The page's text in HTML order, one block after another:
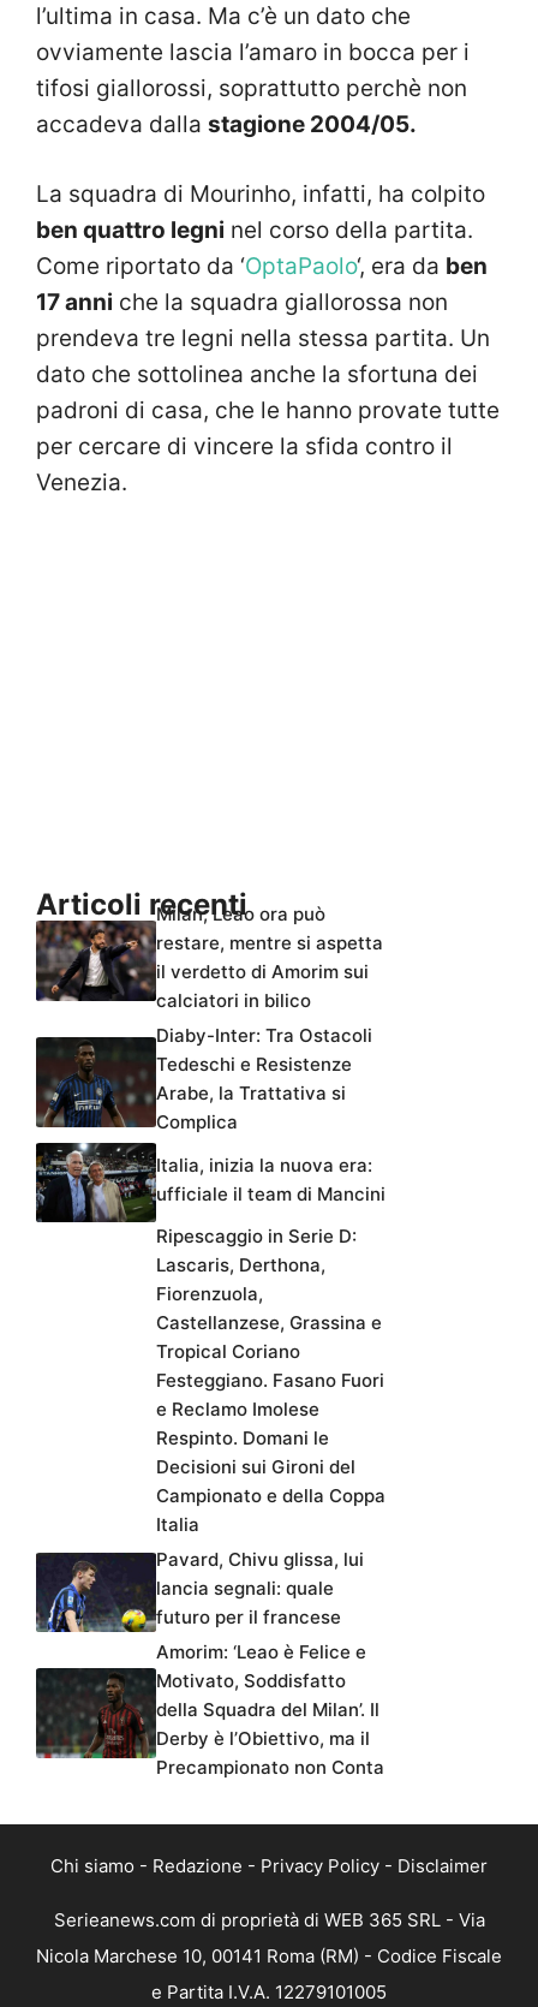
l’ultima in casa. Ma c’è un dato che
ovviamente lascia l’amaro in bocca per i
tifosi giallorossi, soprattutto perchè non
accadeva dalla stagione 2004/05.
La squadra di Mourinho, infatti, ha colpito
ben quattro legni nel corso della partita.
Come riportato da ‘OptaPaolo‘, era da ben
17 anni che la squadra giallorossa non
prendeva tre legni nella stessa partita. Un
dato che sottolinea anche la sfortuna dei
padroni di casa, che le hanno provate tutte
per cercare di vincere la sfida contro il
Venezia.
Articoli recenti
Milan, Leao ora può
restare, mentre si aspetta
il verdetto di Amorim sui
calciatori in bilico
Diaby-Inter: Tra Ostacoli
Tedeschi e Resistenze
Arabe, la Trattativa si
Complica
Italia, inizia la nuova era:
ufficiale il team di Mancini
Ripescaggio in Serie D:
Lascaris, Derthona,
Fiorenzuola,
Castellanzese, Grassina e
Tropical Coriano
Festeggiano. Fasano Fuori
e Reclamo Imolese
Respinto. Domani le
Decisioni sui Gironi del
Campionato e della Coppa
Italia
Pavard, Chivu glissa, lui
lancia segnali: quale
futuro per il francese
Amorim: ‘Leao è Felice e
Motivato, Soddisfatto
della Squadra del Milan’. Il
Derby è l’Obiettivo, ma il
Precampionato non Conta
Chi siamo - Redazione - Privacy Policy - Disclaimer
Serieanews.com di proprietà di WEB 365 SRL - Via
Nicola Marchese 10, 00141 Roma (RM) - Codice Fiscale
e Partita I.V.A. 12279101005